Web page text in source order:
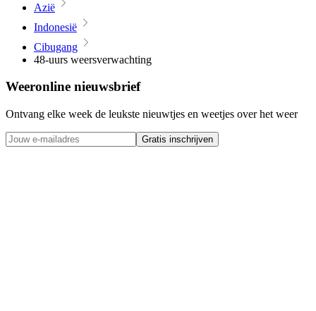
Azië
Indonesië
Cibugang
48-uurs weersverwachting
Weeronline nieuwsbrief
Ontvang elke week de leukste nieuwtjes en weetjes over het weer
Gratis inschrijven